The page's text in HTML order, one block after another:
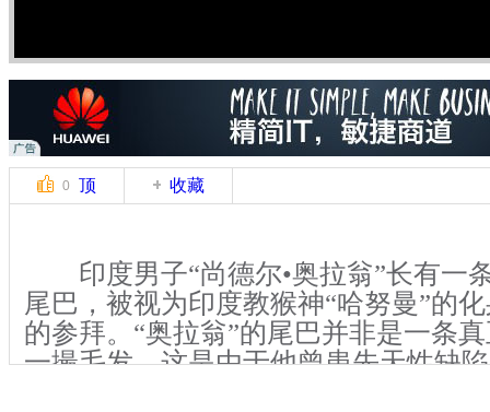
0 顶 收藏
印度男子“尚德尔•奥拉翁”长有一
尾巴，被视为印度教猴神“哈努曼”的
的参拜。“奥拉翁”的尾巴并非是一条
一撮毛发。这是由于他曾患先天性缺